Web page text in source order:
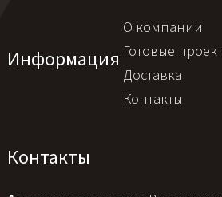
Информация
О компании
Готовые
Доставка
Контакты
Контакты